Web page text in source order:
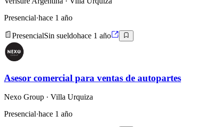
Presencial·hace 1 año
PresencialSin sueldohace 1 año
Asesor comercial para ventas de autopartes
Nexo Group · Villa Urquiza
Presencial·hace 1 año